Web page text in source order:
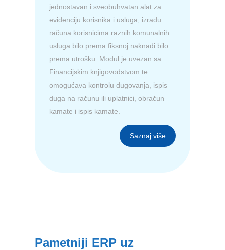
jednostavan i sveobuhvatan alat za
evidenciju korisnika i usluga, izradu
računa korisnicima raznih komunalnih
usluga bilo prema fiksnoj naknadi bilo
prema utrošku. Modul je uvezan sa
Financijskim knjigovodstvom te
omogućava kontrolu dugovanja, ispis
duga na računu ili uplatnici, obračun
kamate i ispis kamate.
Saznaj više
Pametniji ERP uz